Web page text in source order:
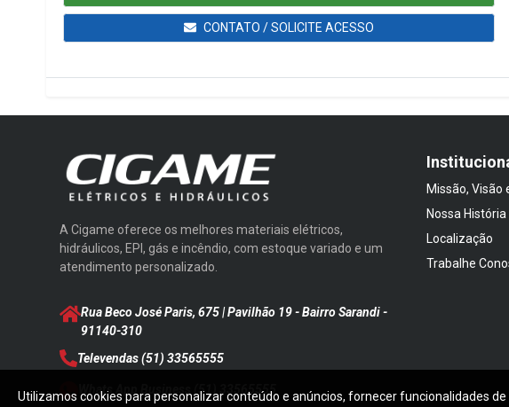
CONTATO / SOLICITE ACESSO
A Cigame oferece os melhores materiais elétricos,
hidráulicos, EPI, gás e incêndio, com estoque variado e um
atendimento personalizado.
Rua Beco José Paris, 675 | Pavilhão 19 - Bairro Sarandi-
91140-310
Televendas(51) 33565555
Whats App Business (51) 33565555
Missão, Visão
Nossa História
Localização
Trabalhe
Utilizamos cookies para personalizar conteúdo e anúncios, fornecer funcionalidades